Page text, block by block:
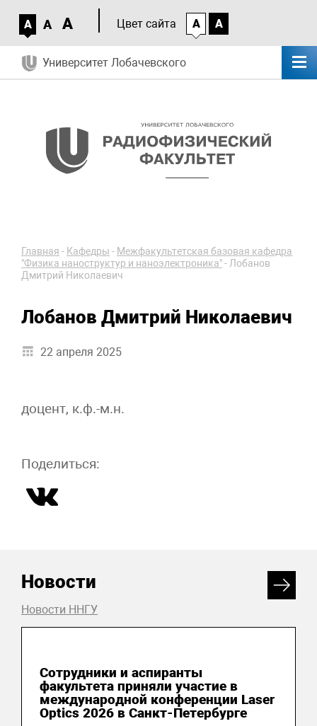
A A A Цвет сайта A A
Университет Лобачевского
Главная - Кафедры - Межфакультетская базовая кафедра
"Физика наноструктур и наноэлектроника"-Лобанов
Дмитрий Николаевич
Лобанов Дмитрий Николаевич
22 апреля 2025
доцент, к.ф.-м.н.
Поделиться:
Новости
Новости ННГУ
Сотрудники и аспиранты
факультета приняли участие в
международной конференции Laser
Optics 2026 в Санкт-Петербурге